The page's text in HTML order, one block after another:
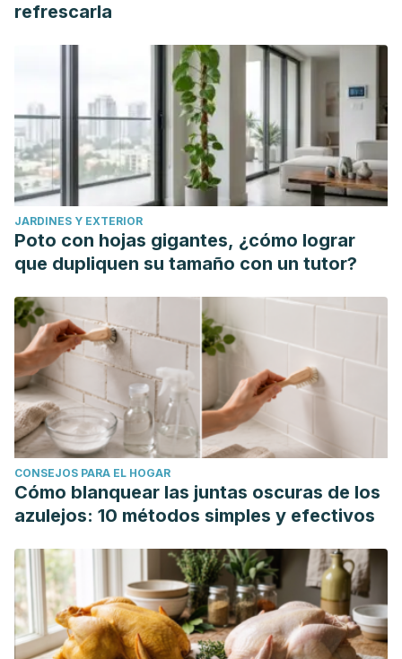
refrescarla
JARDINES Y EXTERIOR
Poto con hojas gigantes, ¿cómo lograr
que dupliquen su tamaño con un tutor?
CONSEJOS PARA EL HOGAR
Cómo blanquear las juntas oscuras de los
azulejos: 10 métodos simples y efectivos